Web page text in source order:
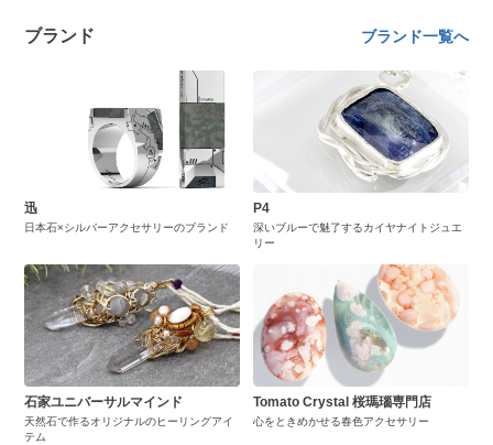
ブランド ブランド一覧へ
迅
日本石×シルバーアクセサリーのブランド
P4
深いブルーで魅了するカイヤナイトジュエ
リー
石家ユニバーサルマインド
天然石で作るオリジナルのヒーリングアイ
テム
Tomato Crystal 桜瑪瑙専門店
心をときめかせる春色アクセサリー